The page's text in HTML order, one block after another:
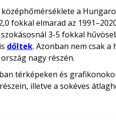
középhőmérséklete a
fokkal elmarad az
3-5 fokkal
is dőltek. Azonban nem csak
nagy részén.
térképeken és
illetve a sokéves